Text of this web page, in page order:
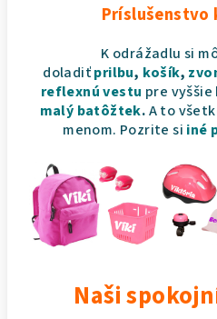
Príslušenstvo
K odrážadlu si
doladiťprilbu, košík,
reflexnú vestu pre
malý batôžtek.A to
menom. Pozrite si iné
Naši